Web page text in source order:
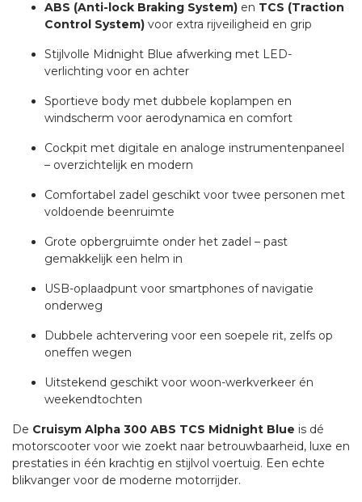
ABS (Anti-lock Braking System) en TCS (Traction
Control System) voor extra rijveiligheid en grip
Stijlvolle Midnight Blue afwerking met LED-
verlichting voor en achter
Sportieve body met dubbele koplampen en
windscherm voor aerodynamica en comfort
Cockpit met digitale en analoge instrumentenpaneel
– overzichtelijk en modern
Comfortabel zadel geschikt voor twee personen met
voldoende beenruimte
Grote opbergruimte onder het zadel – past
gemakkelijk een helm in
USB-oplaadpunt voor smartphones of navigatie
onderweg
Dubbele achtervering voor een soepele rit, zelfs op
oneffen wegen
Uitstekend geschikt voor woon-werkverkeer én
weekendtochten
De Cruisym Alpha 300 ABS TCS Midnight Blue is dé
motorscooter voor wie zoekt naar betrouwbaarheid, luxe en
prestaties in één krachtig en stijlvol voertuig. Een echte
blikvanger voor de moderne motorrijder.